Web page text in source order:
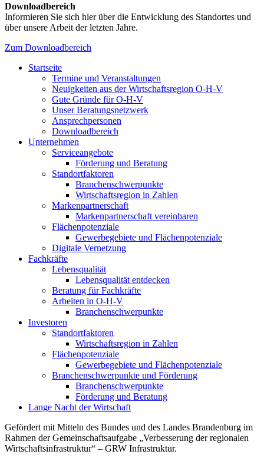
Downloadbereich
Informieren Sie sich hier über die Entwicklung des Standortes und
über unsere Arbeit der letzten Jahre.
Zum Downloadbereich
Startseite
Termine und Veranstaltungen
Neuigkeiten aus der Wirtschaftsregion O-H-V
Gute Gründe für O-H-V
Unser Beratungsnetzwerk
Ansprechpersonen
Downloadbereich
Unternehmen
Serviceangebote
Förderung und Beratung
Standortfaktoren
Branchenschwerpunkte
Wirtschaftsregion in Zahlen
Markenpartnerschaft
Markenpartnerschaft vereinbaren
Flächenpotenziale
Gewerbegebiete und Flächenpotenziale
Digitale Vernetzung
Fachkräfte
Lebensqualität
Lebensqualität entdecken
Beratung für Fachkräfte
Arbeiten in O-H-V
Branchenschwerpunkte
Investoren
Standortfaktoren
Wirtschaftsregion in Zahlen
Flächenpotenziale
Gewerbegebiete und Flächenpotenziale
Branchenschwerpunkte und Förderung
Branchenschwerpunkte
Förderung und Beratung
Lange Nacht der Wirtschaft
Gefördert mit Mitteln des Bundes und des Landes Brandenburg im
Rahmen der Gemeinschaftsaufgabe „Verbesserung der regionalen
Wirtschaftsinfrastruktur“ – GRW Infrastruktur.